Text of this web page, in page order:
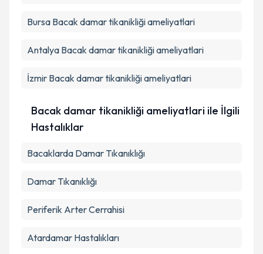
Bursa Bacak damar tikanikliği ameliyatlari
Antalya Bacak damar tikanikliği ameliyatlari
İzmir Bacak damar tikanikliği ameliyatlari
Bacak damar tikanikliği ameliyatlari ile İlgili
Hastalıklar
Bacaklarda Damar Tıkanıklığı
Damar Tıkanıklığı
Periferik Arter Cerrahisi
Atardamar Hastalıkları